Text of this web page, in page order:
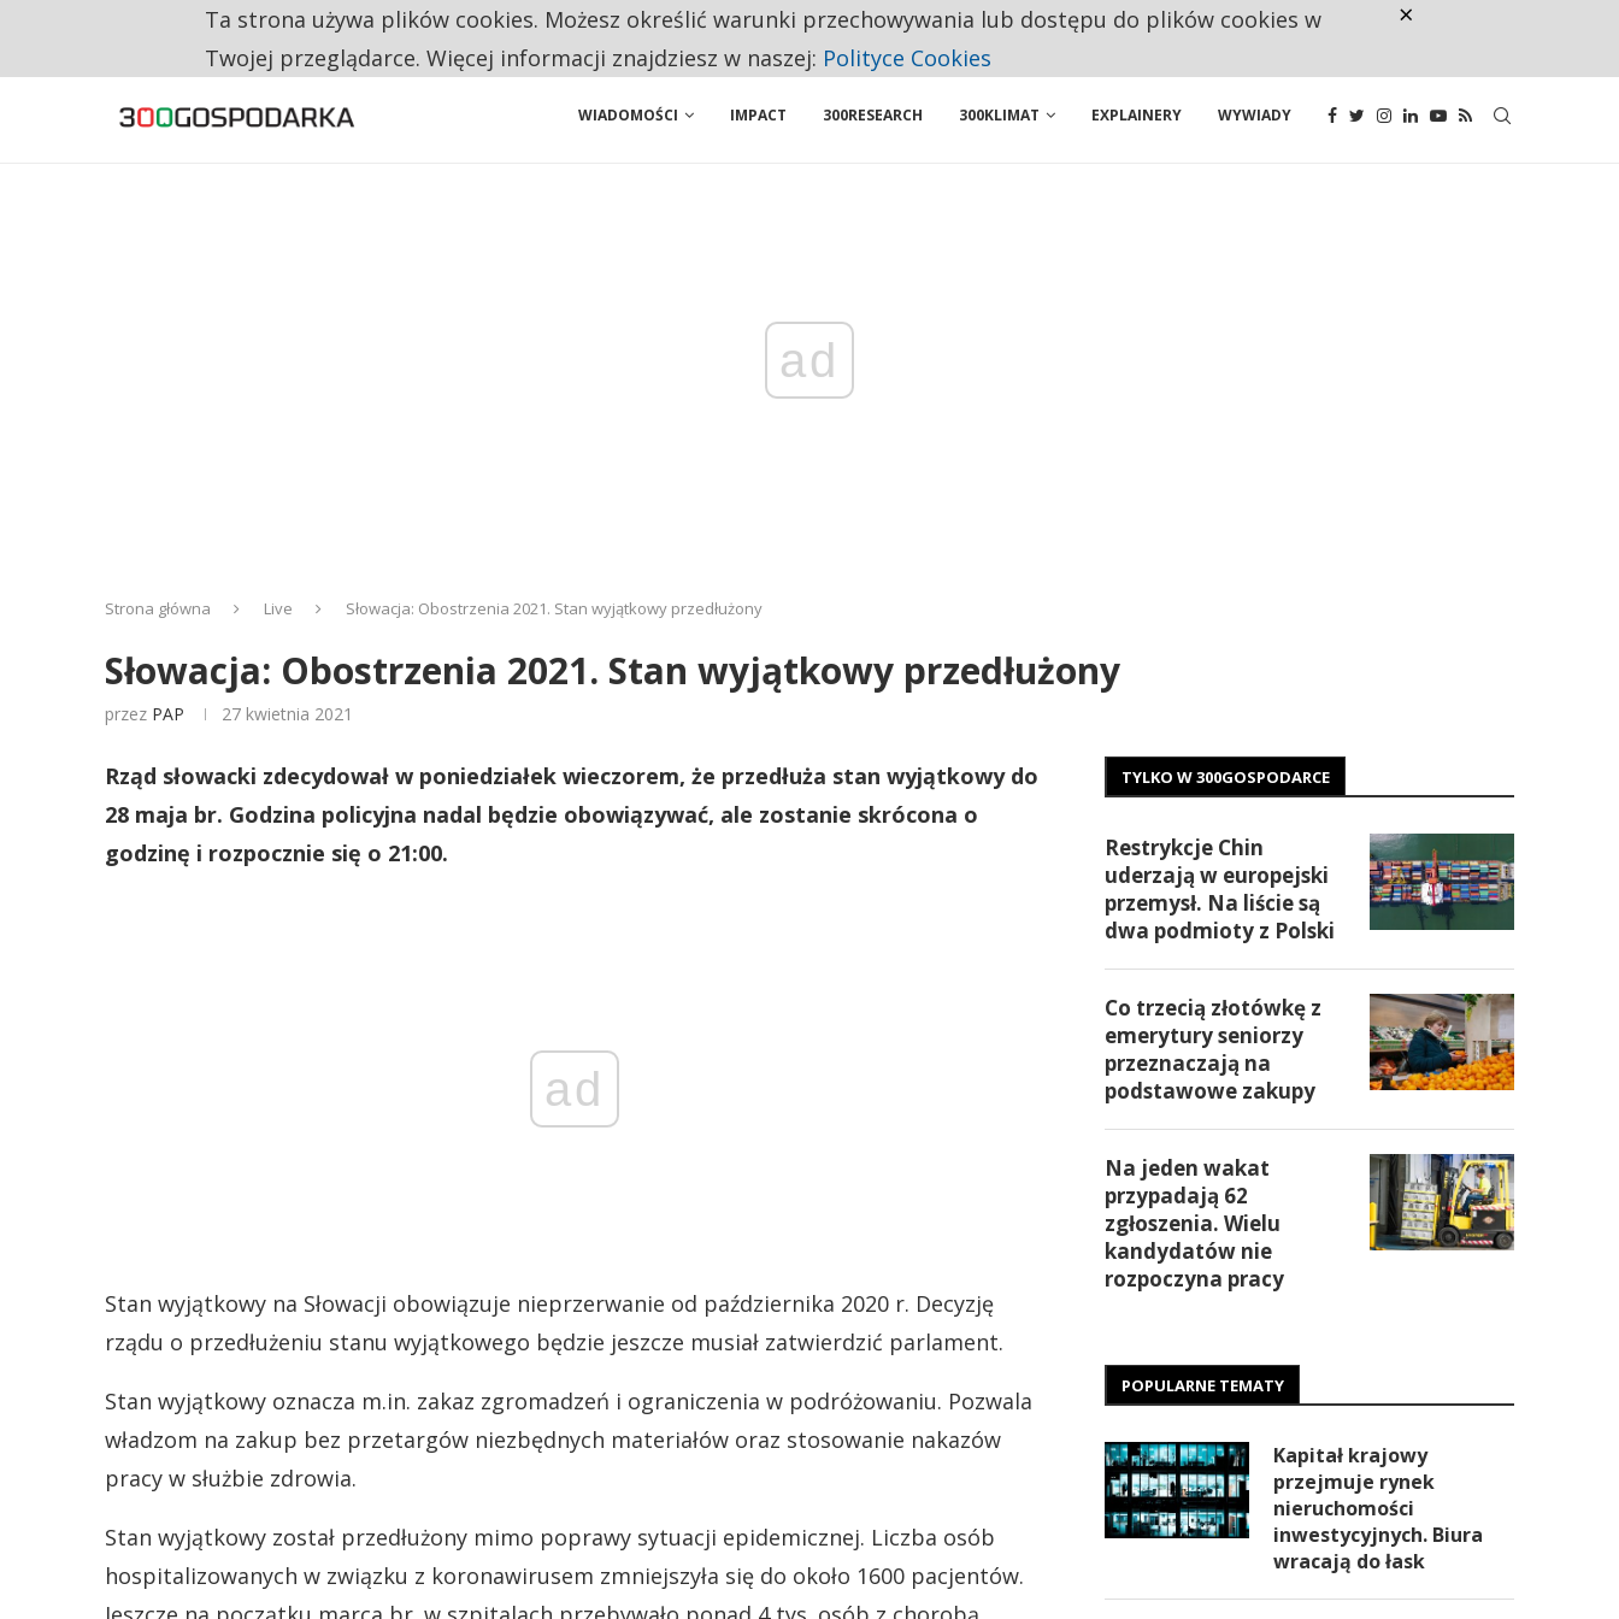
NA JEDEN WAKAT PRZYPADAJĄ 62 ZGŁOSZENIA. WIELU KANDYDATÓW NIE ROZPOCZYNA PRACY
WIADOMOŚCI IMPACT 300RESEARCH 300KLIMAT EXPLAINERY WYWIADY
ad
Strona główna Live Słowacja: Obostrzenia 2021. Stan wyjątkowy przedłużony
Słowacja: Obostrzenia 2021. Stan wyjątkowy przedłużony
przez PAP 27 kwietnia 2021
Rząd słowacki zdecydował w poniedziałek wieczorem, że przedłuża stan wyjątkowy do
28 maja br. Godzina policyjna nadal będzie obowiązywać, ale zostanie skrócona o
godzinę i rozpocznie się o 21:00.
ad
Stan wyjątkowy na Słowacji obowiązuje nieprzerwanie od października 2020 r. Decyzję
rządu o przedłużeniu stanu wyjątkowego będzie jeszcze musiał zatwierdzić parlament.
Stan wyjątkowy oznacza m.in. zakaz zgromadzeń i ograniczenia w podróżowaniu. Pozwala
władzom na zakup bez przetargów niezbędnych materiałów oraz stosowanie nakazów
pracy w służbie zdrowia.
Stan wyjątkowy został przedłużony mimo poprawy sytuacji epidemicznej. Liczba osób
hospitalizowanych w związku z koronawirusem zmniejszyła się do około 1600 pacjentów.
TYLKO W 300GOSPODARCE
Restrykcje Chin
uderzają w europejski
przemysł. Na liście są
dwa podmioty z Polski
Co trzecią złotówkę z
emerytury seniorzy
przeznaczają na
podstawowe zakupy
Na jeden wakat
przypadają 62
zgłoszenia. Wielu
kandydatów nie
rozpoczyna pracy
POPULARNE TEMATY
Kapitał krajowy
przejmuje rynek
nieruchomości
inwestycyjnych. Biura
wracają do łask
Ta strona używa plików cookies. Możesz określić warunki przechowywania lub dostępu do plików cookies w
Twojej przeglądarce. Więcej informacji znajdziesz w naszej: Polityce Cookies
×